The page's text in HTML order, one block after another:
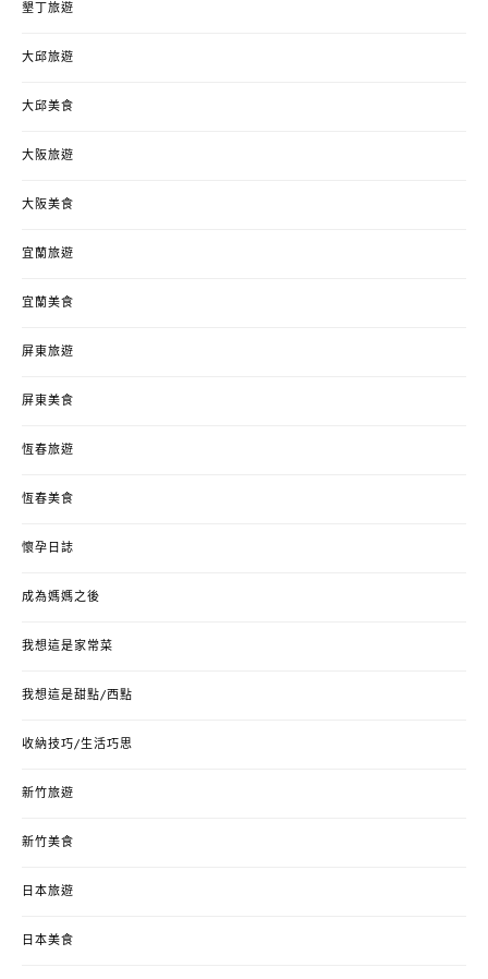
墾丁旅遊
大邱旅遊
大邱美食
大阪旅遊
大阪美食
宜蘭旅遊
宜蘭美食
屏東旅遊
屏東美食
恆春旅遊
恆春美食
懷孕日誌
成為媽媽之後
我想這是家常菜
我想這是甜點/西點
收納技巧/生活巧思
新竹旅遊
新竹美食
日本旅遊
日本美食